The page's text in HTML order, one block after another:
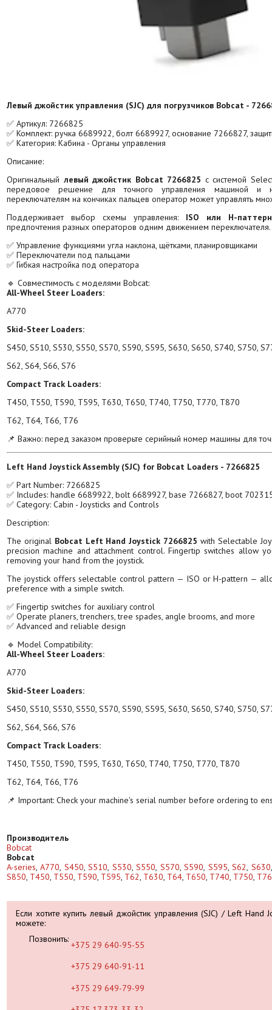
Левый джойстик управления (SJC) для погрузчиков Bobcat -
✅ Артикул: 7266825
✅ Комплект: ручка 6689922, болт 6689927, основание 7266827,
✅ Категория: Кабина - Органы управления
Описание:
Оригинальный левый джойстик Bobcat 7266825 с системой
передовое решение для точного управления машиной и
переключателям на кончиках пальцев оператор может управлять
Поддерживает выбор схемы управления: ISO или H-паттерн
предпочтения разных операторов одним движением переключателя.
✅ Управление функциями угла наклона, щётками, планировщиками
✅ Переключатели под пальцами
✅ Гибкая настройка под оператора
🔹 Совместимость с моделями Bobcat:
All-Wheel Steer Loaders:
A770
Skid-Steer Loaders:
S450, S510, S530, S550, S570, S590, S595, S630, S650, S740, S750,
S62, S64, S66, S76
Compact Track Loaders:
T450, T550, T590, T595, T630, T650, T740, T750, T770, T870
T62, T64, T66, T76
📌 Важно: перед заказом проверьте серийный номер машины для
Left Hand Joystick Assembly (SJC) for Bobcat Loaders - 7266825
✅ Part Number: 7266825
✅ Includes: handle 6689922, bolt 6689927, base 7266827, boot
✅ Category: Cabin - Joysticks and Controls
Description:
The original Bobcat Left Hand Joystick 7266825 with Selectable
precision machine and attachment control. Fingertip switches allow
removing your hand from the joystick.
The joystick offers selectable control pattern — ISO or H-pattern —
preference with a simple switch.
✅ Fingertip switches for auxiliary control
✅ Operate planers, trenchers, tree spades, angle brooms, and more
✅ Advanced and reliable design
🔹 Model Compatibility:
All-Wheel Steer Loaders:
A770
Skid-Steer Loaders:
S450, S510, S530, S550, S570, S590, S595, S630, S650, S740, S750,
S62, S64, S66, S76
Compact Track Loaders:
T450, T550, T590, T595, T630, T650, T740, T750, T770, T870
T62, T64, T66, T76
📌 Important: Check your machine's serial number before ordering to
Производитель
Bobcat
Bobcat
A-series,A770, S450,S510, S530,S550, S570,S590, S595,S62, S630
S850, T450, T550, T590, T595, T62, T630, T64, T650, T740, T750, T76
Если хотите купить левый джойстик управления (SJC) / Left
можете:
Позвонить:
+375 29 640-95-55
+375 29 640-91-11
+375 29 649-79-99